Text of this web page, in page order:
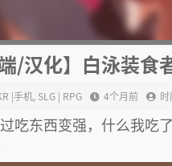
端/汉化】白泳装食
|手机, SLG | RPG 4个月前
吃东西变强，什么我吃